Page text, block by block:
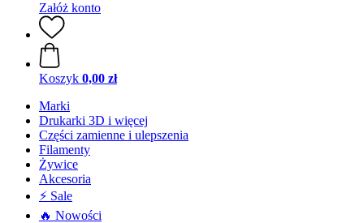
Załóż konto
Koszyk 0,00 zł
Marki
Drukarki 3D i więcej
Części zamienne i ulepszenia
Filamenty
Żywice
Akcesoria
⚡ Sale
🔥 Nowości